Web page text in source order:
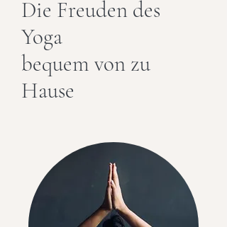
Die Freuden des
Yoga
bequem von zu
Hause